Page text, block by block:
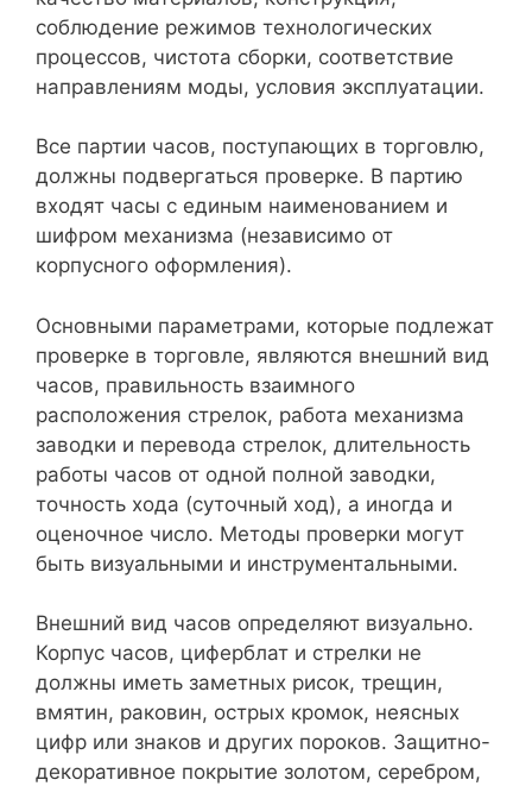
соблюдение режимов технологических
процессов, чистота сборки, соответствие
направлениям моды, условия эксплуатации.
Все партии часов, поступающих в торговлю,
должны подвергаться проверке. В партию
входят часы с единым наименованием и
шифром механизма (независимо от
корпусного оформления).
Основными параметрами, которые подлежат
проверке в торговле, являются внешний вид
часов, правильность взаимного
расположения стрелок, работа механизма
заводки и перевода стрелок, длительность
работы часов от одной полной заводки,
точность хода (суточный ход), а иногда и
оценочное число. Методы проверки могут
быть визуальными и инструментальными.
Внешний вид часов определяют визуально.
Корпус часов, циферблат и стрелки не
должны иметь заметных рисок, трещин,
вмятин, раковин, острых кромок, неясных
цифр или знаков и других пороков. Защитно-
декоративное покрытие золотом, серебром,